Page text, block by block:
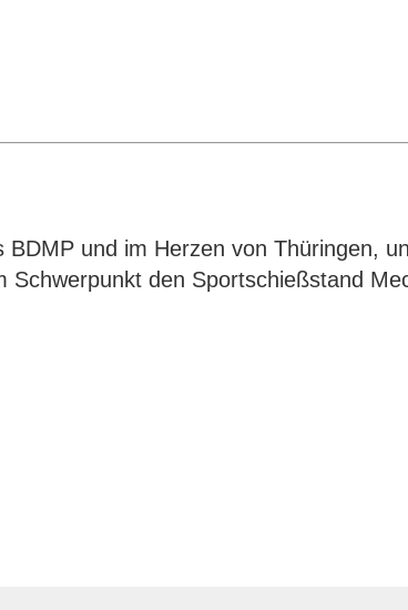
und im Herzen von Thüringen,
den Sportschießstand